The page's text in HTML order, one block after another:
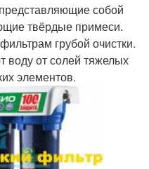
собой
твёрдые примеси.
грубой очистки.
от солей тяжелых
элементов.